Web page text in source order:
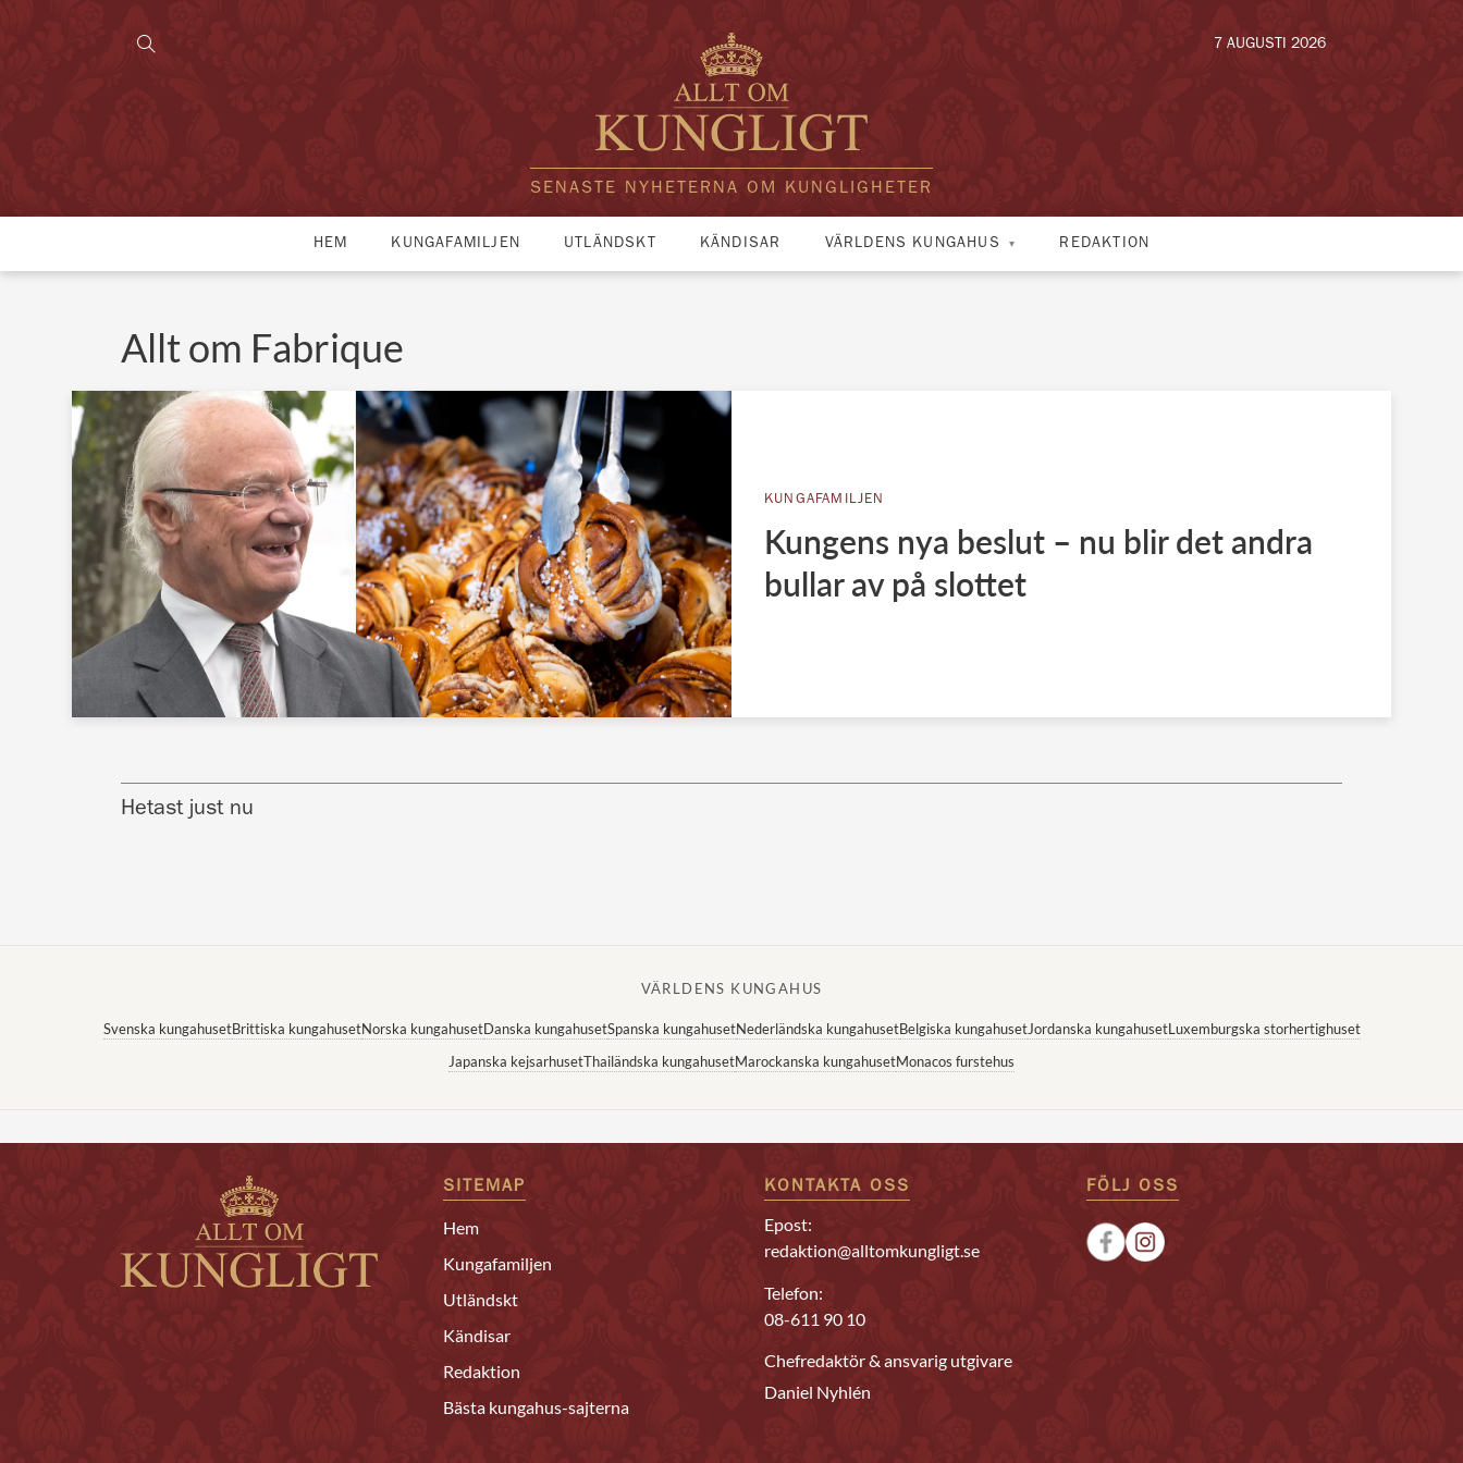
SENASTE NYHETERNA OM KUNGLIGHETER
7 AUGUSTI 2026
HEM KUNGAFAMILJEN UTLÄNDSKT KÄNDISAR VÄRLDENS KUNGAHUS REDAKTION
Allt om Fabrique
KUNGAFAMILJEN
Kungens nya beslut – nu blir det andra
bullar av på slottet
Hetast just nu
VÄRLDENS KUNGAHUS
Svenska kungahusetBrittiska kungahusetNorska kungahusetDanska kungahusetSpanska kungahusetNederländska kungahusetBelgiska kungahusetJordanska kungahusetLuxemburgska storhertighuset
Japanska kejsarhusetThailändska kungahusetMarockanska kungahusetMonacos furstehus
SITEMAP
Hem
Kungafamiljen
Utländskt
Kändisar
Redaktion
Bästa kungahus-sajterna
KONTAKTA OSS
Epost:
redaktion@alltomkungligt.se
Telefon:
08-611 90 10
Chefredaktör & ansvarig utgivare
Daniel Nyhlén
FÖLJ OSS